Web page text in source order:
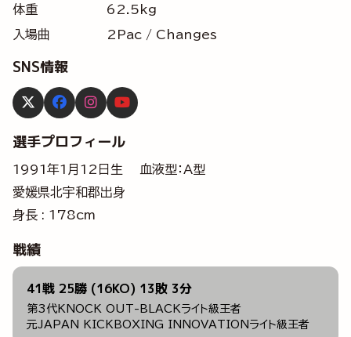
体重
62.5kg
入場曲
2Pac / Changes
SNS情報
選手プロフィール
1991年1月12日生 血液型：A型
愛媛県北宇和郡出身
身長 : 178cm
戦績
41戦 25勝 (16KO) 13敗 3分
第3代KNOCK OUT-BLACKライト級王者
元JAPAN KICKBOXING INNOVATIONライト級王者